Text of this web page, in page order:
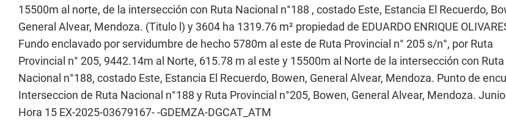
15500m al norte, de la intersección con Ruta Nacional n°188 , costado Este, Estancia El Recuerdo,
General Alvear, Mendoza. (Titulo l) y 3604 ha 1319.76 m² propiedad de EDUARDO ENRIQUE
Fundo enclavado por servidumbre de hecho 5780m al este de Ruta Provincial n° 205 s/n°, por Ruta
Provincial n° 205, 9442.14m al Norte, 615.78 m al este y 15500m al Norte de la intersección con Ruta
Nacional n°188, costado Este, Estancia El Recuerdo, Bowen, General Alvear, Mendoza. Punto de
Interseccion de Ruta Nacional n°188 y Ruta Provincial n°205, Bowen, General Alvear, Mendoza.
Hora 15 EX-2025-03679167- -GDEMZA-DGCAT_ATM